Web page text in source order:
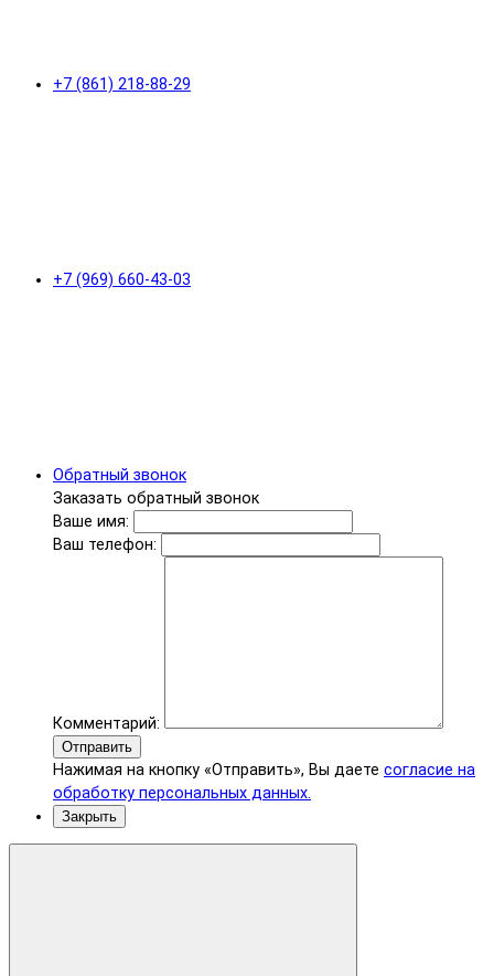
+7 (861) 218-88-29
+7 (969) 660-43-03
Обратный звонок
Заказать обратный звонок
Ваше имя:
Ваш телефон:
Комментарий:
Отправить
Нажимая на кнопку «Отправить», Вы даете согласие на
обработку персональных данных.
Закрыть